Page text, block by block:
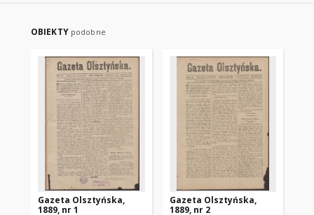
OBIEKTY podobne
Gazeta Olsztyńska,
1889, nr 1
Gazeta Olsztyńska,
1889, nr 2